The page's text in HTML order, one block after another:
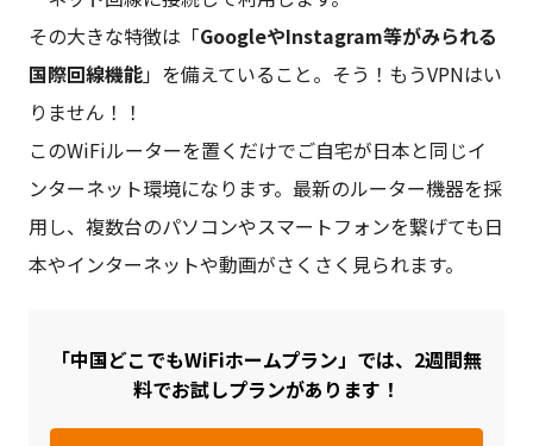
その大きな特徴は「GoogleやInstagram等がみられる
国際回線機能」を備えていること。そう！もうVPNはい
りません！！
このWiFiルーターを置くだけでご自宅が日本と同じイ
ンターネット環境になります。最新のルーター機器を採
用し、複数台のパソコンやスマートフォンを繋げても日
本やインターネットや動画がさくさく見られます。
「中国どこでもWiFiホームプラン」では、2週間無
料でお試しプランがあります！